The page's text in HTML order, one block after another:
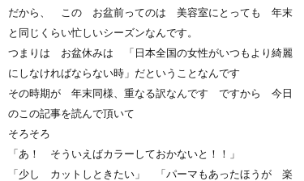
だから、 この お盆前ってのは 美容室にとっても 年末
と同じくらい忙しいシーズンなんです。
つまりは お盆休みは 「日本全国の女性がいつもより綺麗
にしなければならない時」だということなんです
その時期が 年末同様、重なる訳なんです ですから 今日
のこの記事を読んで頂いて
そろそろ
「あ！ そういえばカラーしておかないと！！」
「少し カットしときたい」 「パーマもあったほうが 楽